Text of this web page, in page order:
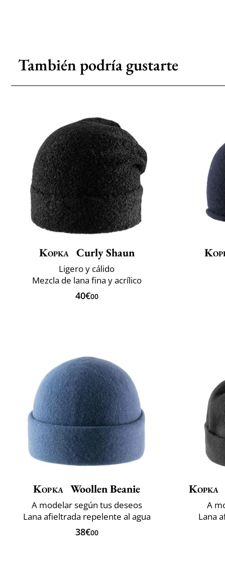
También podría gustarte
Kopka Curly Shaun
Ligero y cálido
Mezcla de lana fina y acrílico
40€00
Kopka Woollen Beanie
A modelar según tus deseos
Lana afieltrada repelente al agua
38€00
Kopka
A
Lana